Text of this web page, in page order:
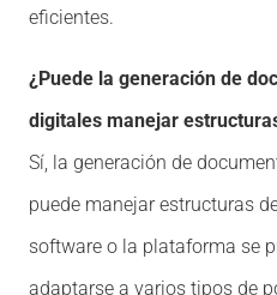
eficientes.
¿Puede la generación de
digitales manejar
Sí, la generación de
puede manejar estructuras
software o la plataforma se
adaptarse a varios tipos de